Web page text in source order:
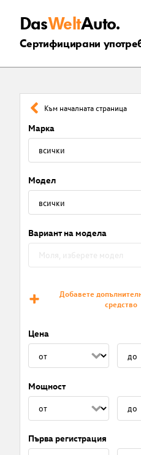
DasWeltAuto.
Сертифицирани
Към началната страница
Марка
Модел
Вариант на модела
Добавете
средство
Цена
Мощност
Първа регистрация